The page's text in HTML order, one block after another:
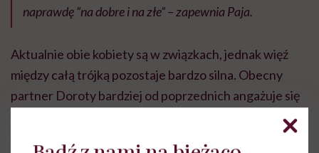
naprawdę “na dobre i na złe” –zapewnia Paja.
Aktualnie obie kobiety są w związkach, jednak więź
między całą trójką pozostaje bardzo silna. Obecny
partner Doroty bardziej od poprzednich angażuje się
w opiekę nad Jeremiaszem, ale ze względu na częste
wyjazdy jeszcze nie wpisał się na stałe w codzienność